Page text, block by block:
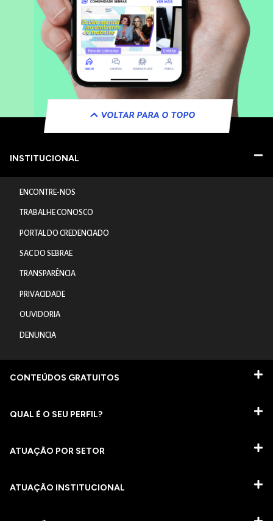
VOLTAR PARA O TOPO
INSTITUCIONAL
ENCONTRE-NOS
TRABALHE CONOSCO
PORTAL DO CREDENCIADO
SAC DO SEBRAE
TRANSPARÊNCIA
PRIVACIDADE
OUVIDORIA
DENUNCIA
CONTEÚDOS GRATUITOS
QUAL É O SEU PERFIL?
ATUAÇÃO POR SETOR
ATUAÇÃO INSTITUCIONAL